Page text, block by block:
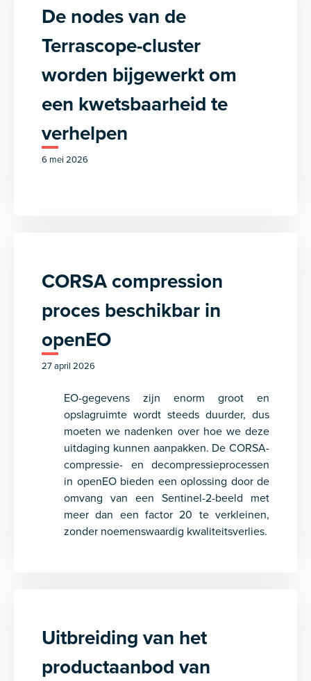
De nodes van de
Terrascope-cluster
worden bijgewerkt om
een kwetsbaarheid te
verhelpen
6 mei 2026
CORSA compression
proces beschikbar in
openEO
27 april 2026
EO-gegevens zijn enorm groot en
opslagruimte wordt steeds duurder, dus
moeten we nadenken over hoe we deze
uitdaging kunnen aanpakken. De CORSA-
compressie- en decompressieprocessen
in openEO bieden een oplossing door de
omvang van een Sentinel-2-beeld met
meer dan een factor 20 te verkleinen,
zonder noemenswaardig kwaliteitsverlies.
Uitbreiding van het
productaanbod van